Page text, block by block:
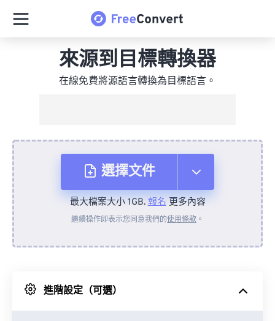
來源到目標轉換器
在線免費將源語言轉換為目標語言。
選擇文件
來自裝置
來自 Google 雲端硬碟
最大檔案大小 1GB.報名更多內容
繼續操作即表示您同意我們的使用條款 。
進階設定（可選）